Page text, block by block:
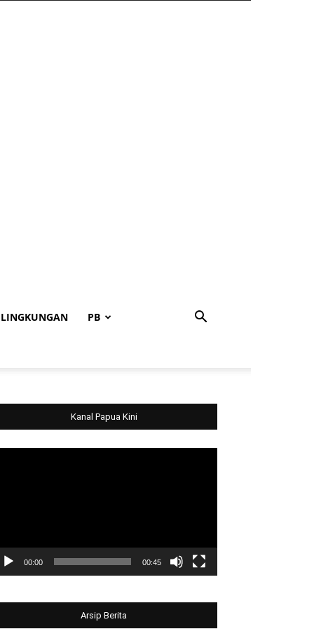
LINGKUNGAN PB
Kanal Papua Kini
00:00 00:45
Arsip Berita